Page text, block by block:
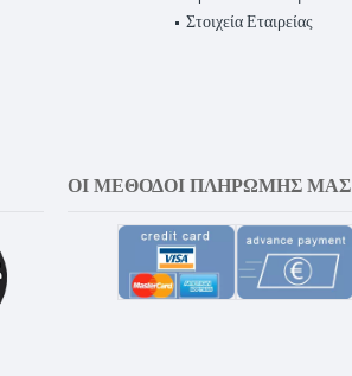
Στοιχεία Εταιρείας
ΟΙ ΜΈΘΟΔΟΙ ΠΛΗΡΩΜΉΣ ΜΑΣ